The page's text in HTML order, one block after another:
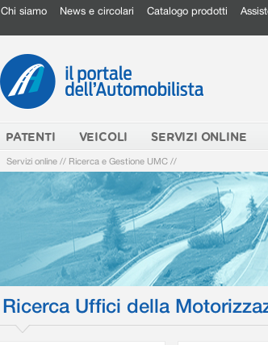
Chi siamo News e circolari Catalogo prodotti
PATENTI VEICOLI SERVIZI ONLINE
Servizi online // Ricerca e Gestione UMC //
Ricerca Uffici della